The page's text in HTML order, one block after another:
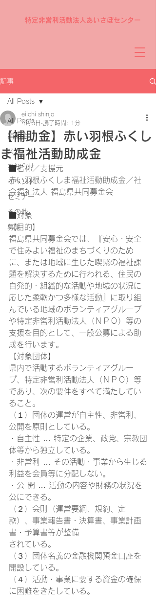
特定非営利活動法人あいさぽセンター
記事
All Posts
補助金
スクール
お知らせ
イベント
セミナー
その他
募集
All Posts
【補助金】赤い羽根ふくし
ま福祉活動助成金
eiichi shinjo
4月6日 読了時間: 1分
■名称／支援元
赤い羽根ふくしま福祉活動助成金／社
会福祉法人 福島県共同募金会
■対象
【目的】
福島県共同募金会では、『安心・安全
で住みよい福祉のまちづくりのため
に、または地域に生じた喫緊の福祉課
題を解決するために行われる、住民の
自発的・組織的な活動や地域の状況に
応じた柔軟かつ多様な活動』に取り組
んでいる地域のボランティアグループ
や特定非営利活動法人（ＮＰＯ）等の
支援を目的として、一般公募による助
成を行います。
【対象団体】
県内で活動するボランティアグルー
プ、特定非営利活動法人（ＮＰＯ）等
であり、次の要件をすべて満たしてい
ること。
（１）団体の運営が自主性、非営利、
公開を原則としている。
・自主性 … 特定の企業、政党、宗教団
体等から独立している。
・非営利 … その活動・事業から生じる
利益を会員等に分配しない。
・公 開 … 活動の内容や財務の状況を
公にできる。
（２）会則（運営要綱、規約、定
款）、事業報告書・決算書、事業計画
書・予算書等が整備
されている。
（３）団体名義の金融機関預金口座を
開設している。
（４）活動・事業に要する資金の確保
に困難をきたしている。